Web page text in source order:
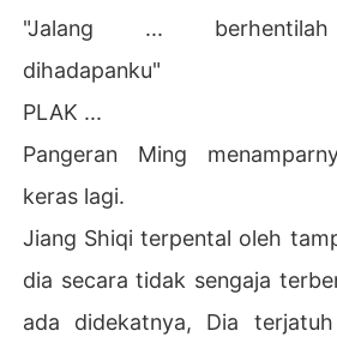
"Jalang ... berhentilah
dihadapanku"
PLAK ...
Pangeran Ming
keras lagi.
Jiang Shiqi terpental oleh
dia secara tidak sengaja
ada didekatnya, Dia